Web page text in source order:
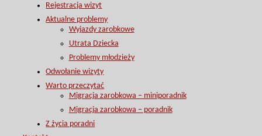
Rejestracja wizyt
Aktualne problemy
Wyjazdy zarobkowe
Utrata Dziecka
Problemy młodzieży
Odwołanie wizyty
Warto przeczytać
Migracja zarobkowa – miniporadnik
Migracja zarobkowa – poradnik
Z życia poradni